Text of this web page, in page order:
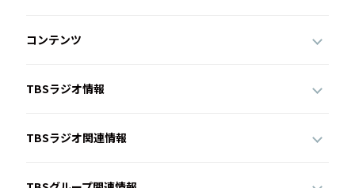
コンテンツ
TBSラジオ情報
TBSラジオ関連情報